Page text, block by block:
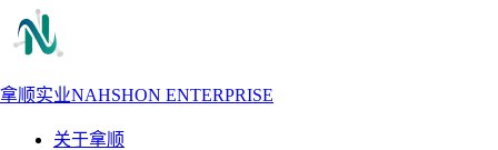
拿顺实业NAHSHON ENTERPRISE
关于拿顺